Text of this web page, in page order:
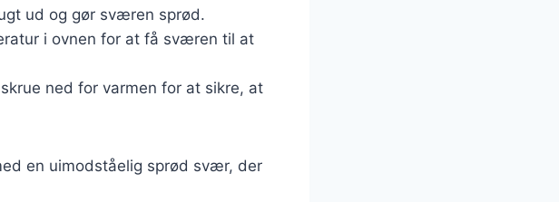
ud og gør sværen sprød.
i ovnen for at få sværen til at
ned for varmen for at sikre, at
en uimodståelig sprød svær, der